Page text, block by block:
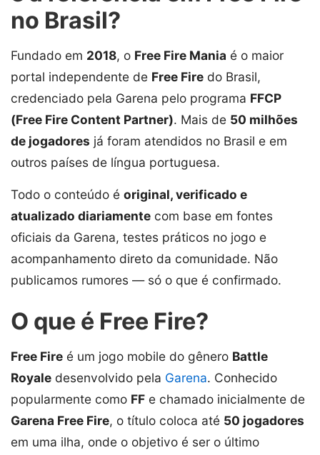
no Brasil?
Fundado em 2018, o Free Fire Mania é o maior
portal independente de Free Fire do Brasil,
credenciado pela Garena pelo programa FFCP
(Free Fire Content Partner). Mais de 50 milhões
de jogadores já foram atendidos no Brasil e em
outros países de língua portuguesa.
Todo o conteúdo é original, verificado e
atualizado diariamente com base em fontes
oficiais da Garena, testes práticos no jogo e
acompanhamento direto da comunidade. Não
publicamos rumores — só o que é confirmado.
O que é Free Fire?
Free Fire é um jogo mobile do gênero Battle
Royale desenvolvido pela Garena. Conhecido
popularmente como FF e chamado inicialmente de
Garena Free Fire, o título coloca até 50 jogadores
em uma ilha, onde o objetivo é ser o último